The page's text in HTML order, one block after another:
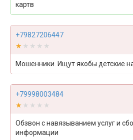
картв
+79827206447
★★★★★
★★★★★
Мошенники. Ищут якобы детские
+79998003484
★★★★★
★★★★★
Обзвон с навязыванием услуг и
информации